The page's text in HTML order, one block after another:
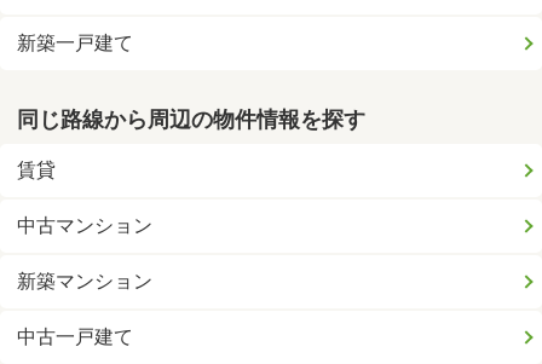
新築一戸建て
同じ路線から周辺の物件情報を探す
賃貸
中古マンション
新築マンション
中古一戸建て